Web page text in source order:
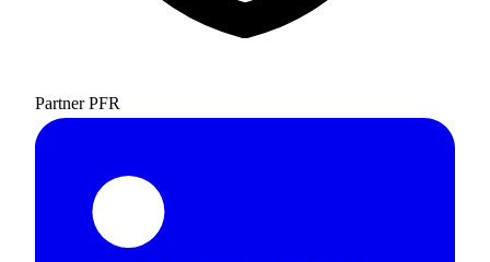
Partner PFR